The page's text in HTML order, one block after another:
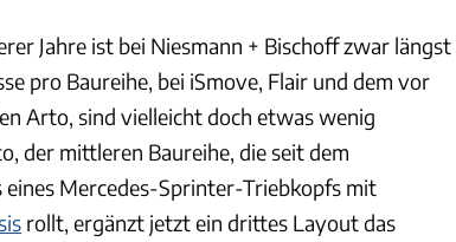
Jahre ist bei Niesmann + Bischoff zwar längst
pro Baureihe, bei iSmove, Flair und dem vor
Arto, sind vielleicht doch etwas wenig
der mittleren Baureihe, die seit dem
eines Mercedes-Sprinter-Triebkopfs mit
rollt, ergänzt jetzt ein drittes Layout das